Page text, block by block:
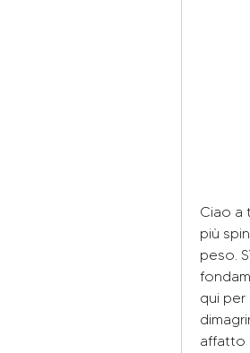
Ciao a
più
peso.
qui
affatto